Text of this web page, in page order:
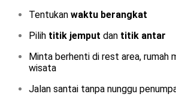
Tentukan waktu berangkat
Pilih titik jemput dan titik antar
Minta berhenti di rest area, rumah
wisata
Jalan santai tanpa nunggu